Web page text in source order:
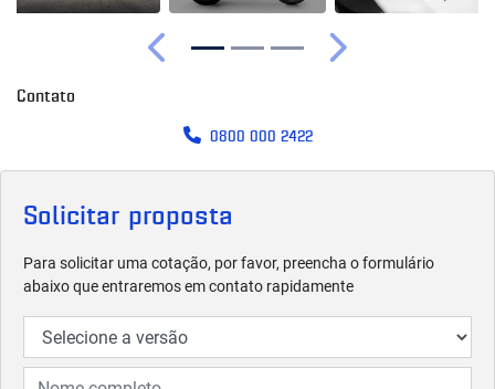
Solicitar proposta
Para solicitar uma cotação, por favor, preencha o formulário
abaixo que entraremos em contato rapidamente
Anterior Próximo
Contato
0800 000 2422